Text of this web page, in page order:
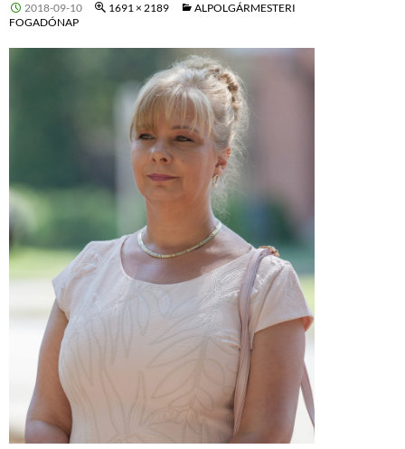
2018-09-10 1691 × 2189
ALPOLGÁRMESTERI
FOGADÓNAP